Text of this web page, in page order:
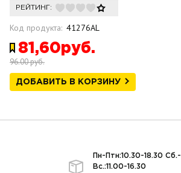
РЕЙТИНГ:
Код продукта: 41276AL
81,60руб.
96.00 руб.
ДОБАВИТЬ В КОРЗИНУ
Пн-Птн:10.30-18.30 Сб.-
Вс.:11.00-16.30